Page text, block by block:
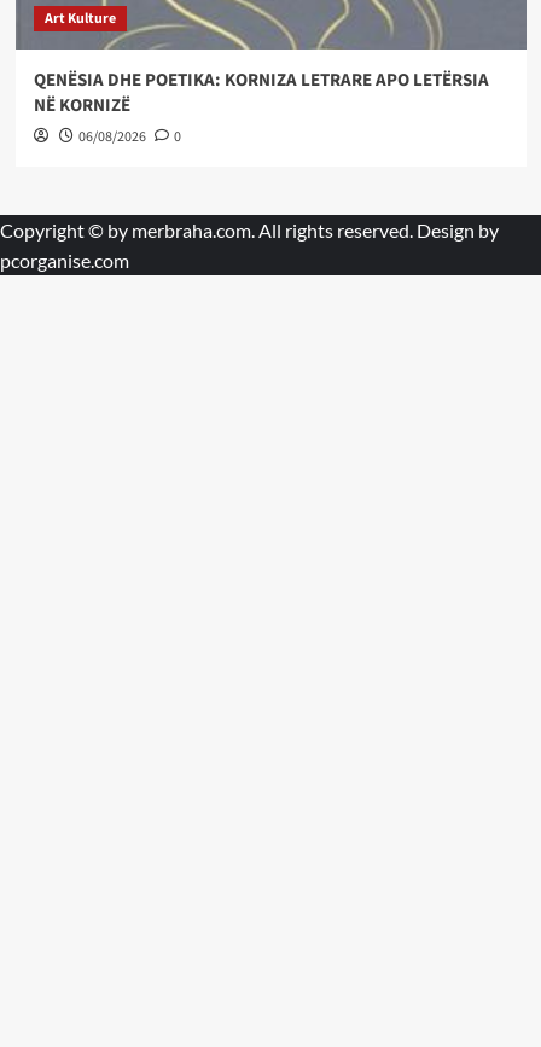
Art Kulture
QENËSIA DHE POETIKA: KORNIZA LETRARE APO LETËRSIA
NË KORNIZË
06/08/2026 0
Copyright © by merbraha.com. All rights reserved. Design by
pcorganise.com